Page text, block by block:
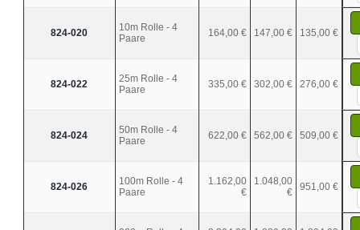
824-020
10m Rolle - 4
Paare
164,00 € 147,00 € 135,00 €
824-022
25m Rolle - 4
Paare
335,00 € 302,00 € 276,00 €
824-024
50m Rolle - 4
Paare
622,00 € 562,00 € 509,00 €
824-026
100m Rolle - 4
Paare
1.162,00
€
1.048,00
€
951,00 €